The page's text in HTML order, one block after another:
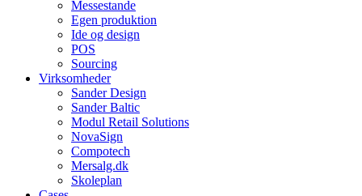
Messestande
Egen produktion
Ide og design
POS
Sourcing
Virksomheder
Sander Design
Sander Baltic
Modul Retail Solutions
NovaSign
Compotech
Mersalg.dk
Skoleplan